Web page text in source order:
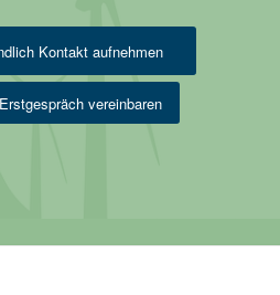
Kontakt aufnehmen
vereinbaren